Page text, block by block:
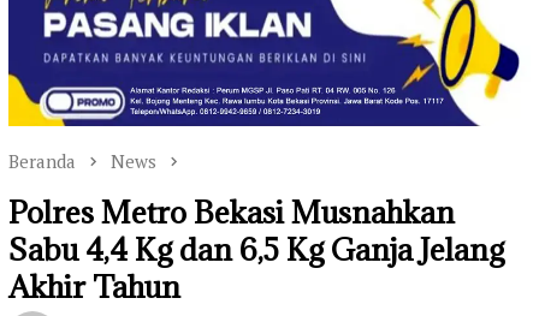
Beranda News
Polres Metro Bekasi Musnahkan
Sabu 4,4 Kg dan 6,5 Kg Ganja Jelang
Akhir Tahun